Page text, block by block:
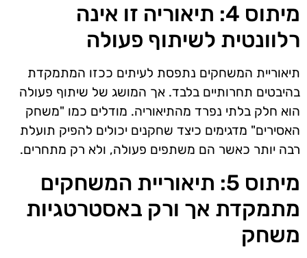
מיתוס 4: תיאוריה זו אינה
רלוונטית לשיתוף פעולה
תיאוריית המשחקים נתפסת לעיתים ככזו המתמקדת
בהיבטים תחרותיים בלבד. אך המושג של שיתוף פעולה
הוא חלק בלתי נפרד מהתיאוריה. מודלים כמו "משחק
האסירים" מדגימים כיצד שחקנים יכולים להפיק תועלת
רבה יותר כאשר הם משתפים פעולה, ולא רק מתחרים.
מיתוס 5: תיאוריית המשחקים
מתמקדת אך ורק באסטרטגיות
משחק